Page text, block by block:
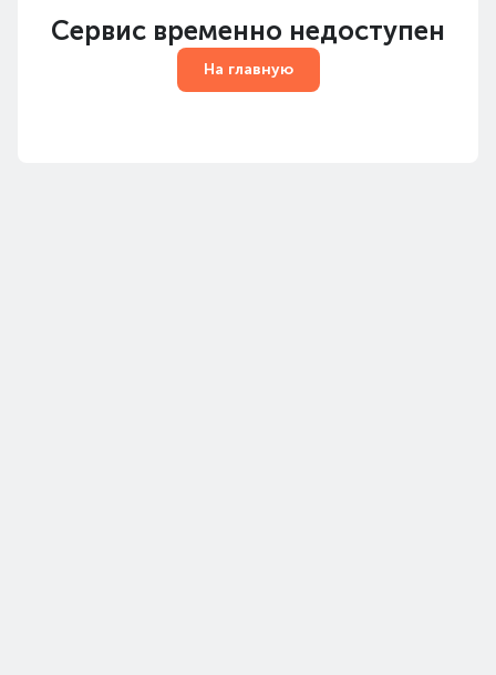
Сервис временно недоступен
На главную